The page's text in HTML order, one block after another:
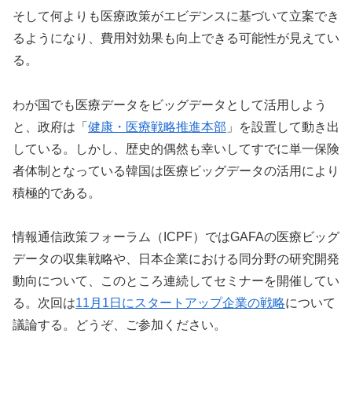
そして何よりも医療政策がエビデンスに基づいて立案でき
るようになり、費用対効果も向上できる可能性が見えてい
る。
わが国でも医療データをビッグデータとして活用しよう
と、政府は「 健康・医療戦略推進本部 」を設置して動き出
している。しかし、歴史的偶然も幸いしてすでに単一保険
者体制となっている韓国は医療ビッグデータの活用により
積極的である。
情報通信政策フォーラム（ICPF）ではGAFAの医療ビッグ
データの収集戦略や、日本企業における同分野の研究開発
動向について、このところ連続してセミナーを開催してい
る。次回は11月1日にスタートアップ企業の戦略について
議論する。どうぞ、ご参加ください。